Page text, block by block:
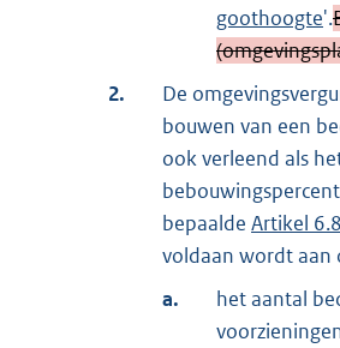
goothoogte'.
2.
De
bouwen van een
ook verleend als
bepaalde Artikel
voldaan wordt aan
a.
het aantal